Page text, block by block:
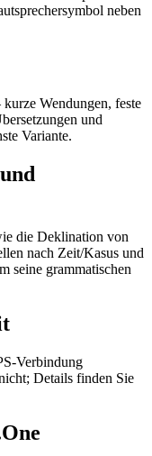
neben
Wendungen, feste
und
Variante.
die Deklination von
nach Zeit/Kasus und
seine grammatischen
Verbindung
Details finden Sie